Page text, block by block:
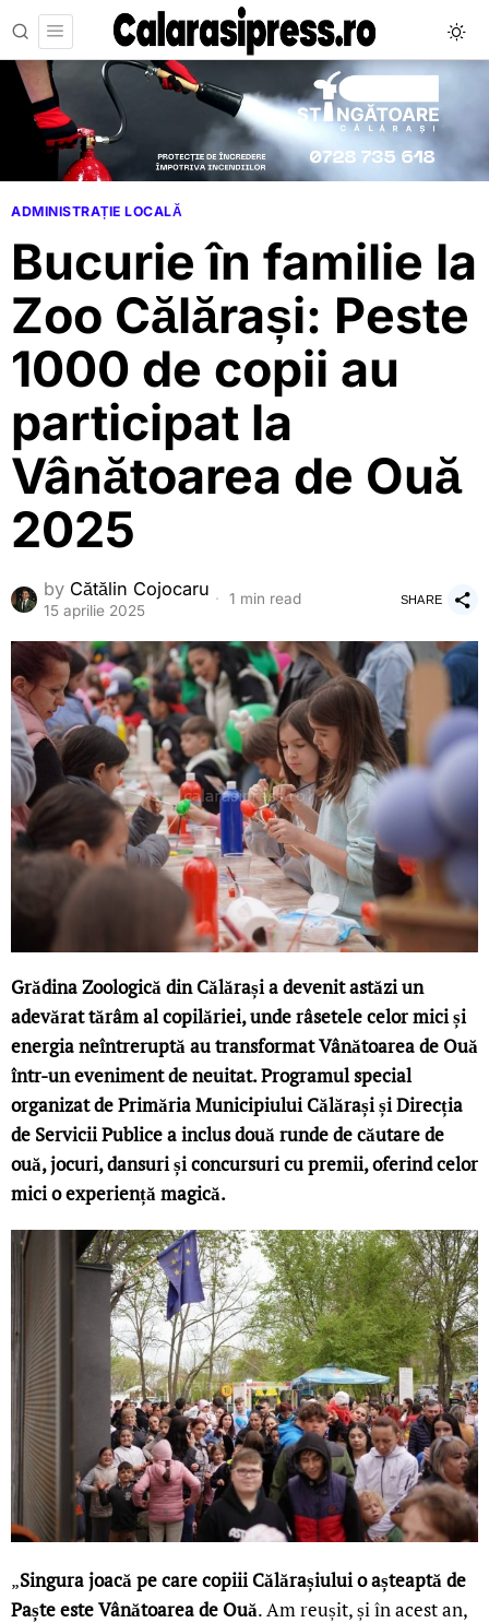
ADMINISTRAȚIE LOCALĂ
Bucurie în familie la
Zoo Călărași: Peste
1000 de copii au
participat la
Vânătoarea de Ouă
2025
by Cătălin Cojocaru
15 aprilie 2025
1 min read SHARE
Grădina Zoologică din Călărași a devenit astăzi un
adevărat tărâm al copilăriei, unde râsetele celor mici și
energia neîntreruptă au transformat Vânătoarea de Ouă
într-un eveniment de neuitat. Programul special
organizat de Primăria Municipiului Călărași și Direcția
de Servicii Publice a inclus două runde de căutare de
ouă, jocuri, dansuri și concursuri cu premii, oferind celor
mici o experiență magică.
„Singura joacă pe care copiii Călărașiului o așteaptă de
Paște este Vânătoarea de Ouă. Am reușit, și în acest an,